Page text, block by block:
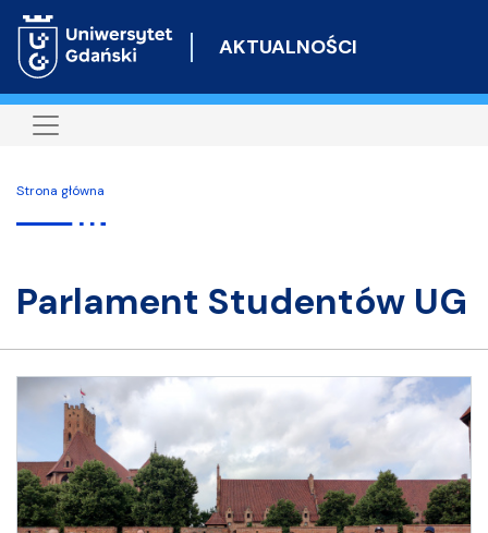
do
AKTUALNOŚCI
Strona główna
Parlament Studentów UG